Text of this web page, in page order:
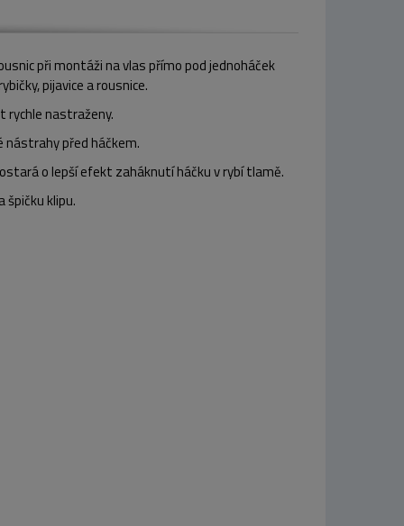
při montáži na vlas přímo pod jednoháček
pijavice a rousnice.
rychle nastraženy.
nástrahy před háčkem.
o lepší efekt zaháknutí háčku v rybí tlamě.
špičku klipu.